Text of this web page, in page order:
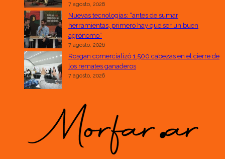
7 agosto, 2026
Nuevas tecnologías: “antes de sumar
herramientas, primero hay que ser un buen
agrónomo”
7 agosto, 2026
Rosgan comercializó 1.500 cabezas en el cierre de
los remates ganaderos
7 agosto, 2026